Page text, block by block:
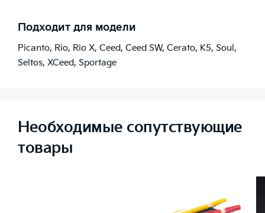
Подходит для модели
Picanto, Rio, Rio X, Ceed, Ceed SW, Cerato, K5, Soul,
Seltos, XCeed, Sportage
Необходимые сопутствующие
товары